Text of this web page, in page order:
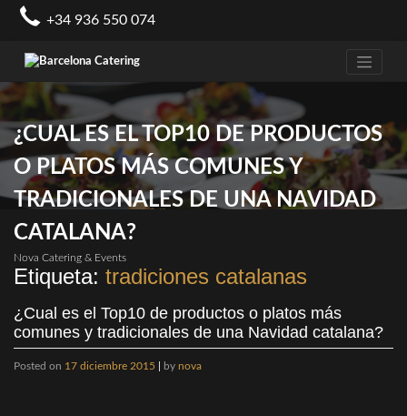
+34 936 550 074
¿CUAL ES EL TOP10 DE PRODUCTOS
O PLATOS MÁS COMUNES Y
TRADICIONALES DE UNA NAVIDAD
CATALANA?
Nova Catering & Events
Etiqueta: tradiciones catalanas
¿Cual es el Top10 de productos o platos más
comunes y tradicionales de una Navidad catalana?
Posted on 17 diciembre 2015 by nova